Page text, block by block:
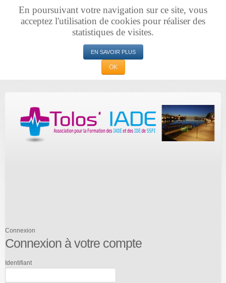
En poursuivant votre navigation sur ce site, vous
acceptez l'utilisation de cookies pour réaliser des
statistiques de visites.
EN SAVOIR PLUS
OK
Connexion
Connexion à votre compte
Identifiant